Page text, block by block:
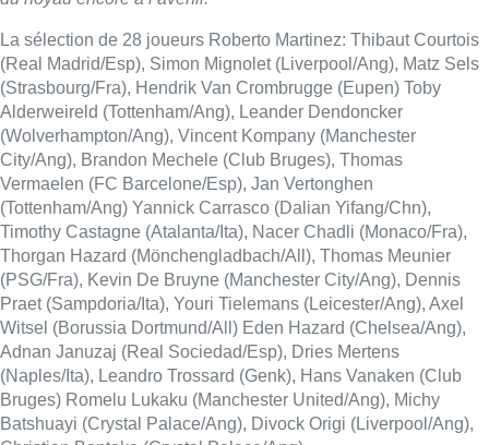
Praet (Sampdoria/Ita), Youri Tielemans (Leicester/Ang), Axel
Witsel (Borussia Dortmund/All) Eden Hazard (Chelsea/Ang),
Adnan Januzaj (Real Sociedad/Esp), Dries Mertens
(Naples/Ita), Leandro Trossard (Genk), Hans Vanaken (Club
Bruges) Romelu Lukaku (Manchester United/Ang), Michy
Batshuayi (Crystal Palace/Ang), Divock Origi (Liverpool/Ang),
Christian Benteke (Crystal Palace/Ang)
Texte et vidéo : Belga
Lire aussi :
“La tactique doit être claire, c’est le
plus important”: Mark van Bommel
dévoile sa philosophie pour les
Diables rouges